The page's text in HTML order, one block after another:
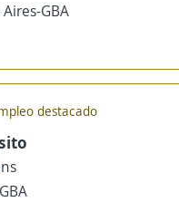
GBA
destacado